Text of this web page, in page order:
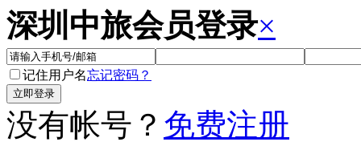
深圳中旅会员登录×
记住用户名忘记密码？
没有帐号？ 免费注册